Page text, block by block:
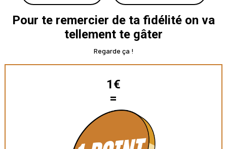
Pour te remercier de ta fidélité on va
tellement te gâter
Regarde ça !
1€
=